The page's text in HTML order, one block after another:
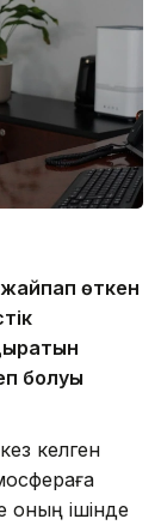
өткен
болуы
келген
оның ішінде